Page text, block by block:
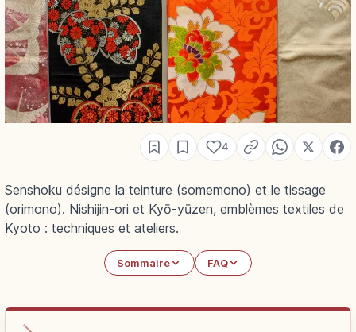
4
Senshoku désigne la teinture (somemono) et le tissage
(orimono). Nishijin-ori et Kyō-yūzen, emblèmes textiles de
Kyoto : techniques et ateliers.
Sommaire FAQ